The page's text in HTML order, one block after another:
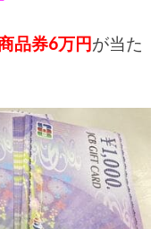
品券6万円が当た